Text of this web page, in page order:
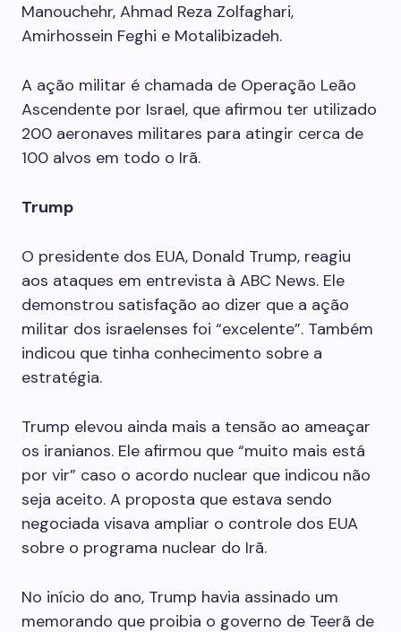
Manouchehr, Ahmad Reza Zolfaghari,
Amirhossein Feghi e Motalibizadeh.
A ação militar é chamada de Operação Leão
Ascendente por Israel, que afirmou ter utilizado
200 aeronaves militares para atingir cerca de
100 alvos em todo o Irã.
Trump
O presidente dos EUA, Donald Trump, reagiu
aos ataques em entrevista à ABC News. Ele
demonstrou satisfação ao dizer que a ação
militar dos israelenses foi “excelente”. Também
indicou que tinha conhecimento sobre a
estratégia.
Trump elevou ainda mais a tensão ao ameaçar
os iranianos. Ele afirmou que “muito mais está
por vir” caso o acordo nuclear que indicou não
seja aceito. A proposta que estava sendo
negociada visava ampliar o controle dos EUA
sobre o programa nuclear do Irã.
No início do ano, Trump havia assinado um
memorando que proibia o governo de Teerã de